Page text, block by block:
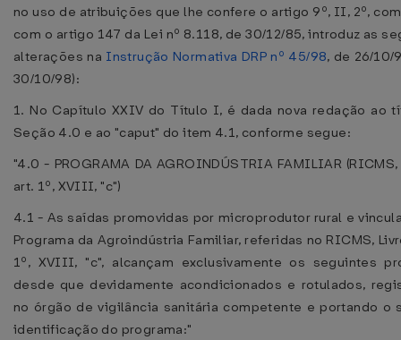
no uso de atribuições que lhe confere o artigo 9º, II, 2º,
com o artigo 147 da Lei nº 8.118, de 30/12/85, introduz as
alterações na Instrução Normativa DRP nº 45/98, de 26/10/
30/10/98):
1. No Capítulo XXIV do Título I, é dada nova redação ao
Seção 4.0 e ao "caput" do item 4.1, conforme segue:
"4.0 - PROGRAMA DA AGROINDÚSTRIA FAMILIAR
art. 1º, XVIII, "c")
4.1 - As saídas promovidas por microprodutor rural e
Programa da Agroindústria Familiar, referidas no RICMS,
1º, XVIII, "c", alcançam exclusivamente os seguintes
desde que devidamente acondicionados e rotulados,
no órgão de vigilância sanitária competente e portando o
identificação do programa:"